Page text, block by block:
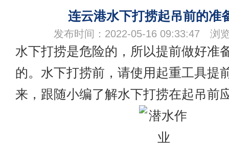
连云港水下打捞起吊前的准
发布时间：2022-05-16 09:33:47 浏
水下打捞是危险的，所以提前做好准
的。水下打捞前，请使用起重工具提
来，跟随小编了解水下打捞在起吊前